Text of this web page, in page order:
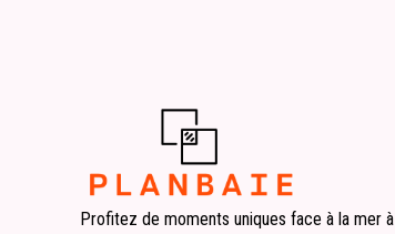
Profitez de moments uniques face à la mer à